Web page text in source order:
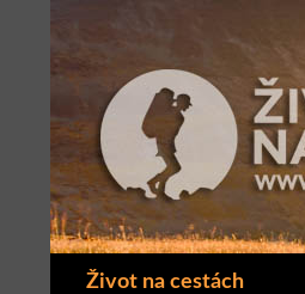
Život na cestách
Hledat